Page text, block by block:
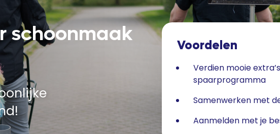
schoonmaak
Voordelen
Verdien mooie
spaarprogramma
Samenwerken met
Aanmelden met je